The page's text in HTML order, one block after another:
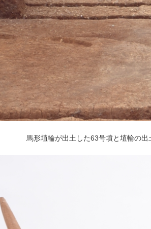
馬形埴輪が出土した63号墳と埴輪の出